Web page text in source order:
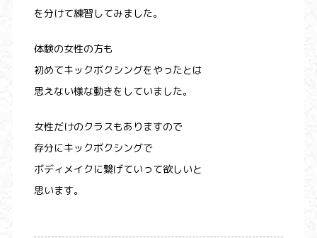
を分けて練習してみました。
体験の女性の方も
初めてキックボクシングをやったとは
思えない様な動きをしていました。
女性だけのクラスもありますので
存分にキックボクシングで
ボディメイクに繋げていって欲しいと
思います。